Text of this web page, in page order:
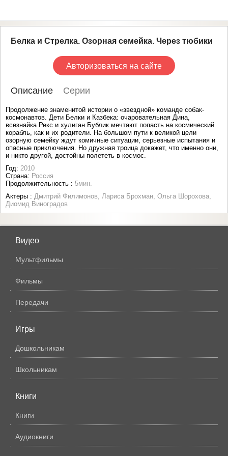
Белка и Стрелка. Озорная семейка. Через тюбики
Авторизоваться на сайте
Описание Серии
Продолжение знаменитой истории о «звездной» команде собак-
космонавтов. Дети Белки и Казбека: очаровательная Дина,
всезнайка Рекс и хулиган Бублик мечтают попасть на космический
корабль, как и их родители. На большом пути к великой цели
озорную семейку ждут комичные ситуации, серьезные испытания и
опасные приключения. Но дружная троица докажет, что именно они,
и никто другой, достойны полететь в космос.
Год: 2010
Страна: Россия
Продолжительность : 5мин.
Актеры : Дмитрий Филимонов, Лариса Брохман, Ольга Шорохова,
Диомид Виноградов
Видео
Мультфильмы
Фильмы
Передачи
Игры
Дошкольникам
Школьникам
Книги
Книги
Аудиокниги